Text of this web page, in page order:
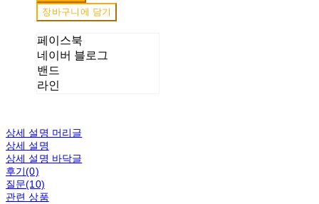
장바구니에 담기
페이스북
네이버 블로그
밴드
라인
상세 설명 머리글
상세 설명
상세 설명 바닥글
후기(0)
질문(10)
관련 상품